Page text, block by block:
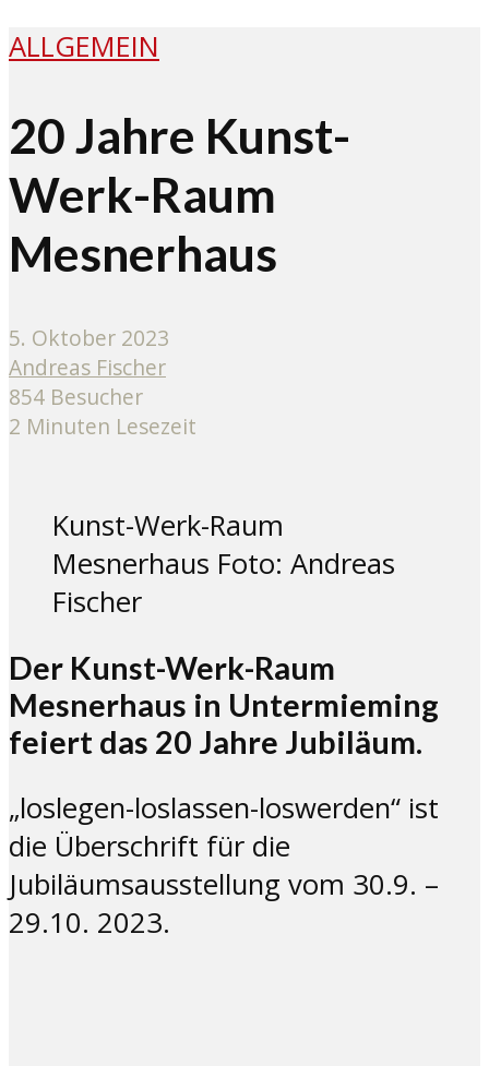
ALLGEMEIN
20 Jahre Kunst-
Werk-Raum
Mesnerhaus
5. Oktober 2023
Andreas Fischer
854 Besucher
2 Minuten Lesezeit
Kunst-Werk-Raum
Mesnerhaus Foto: Andreas
Fischer
Der Kunst-Werk-Raum
Mesnerhaus in Untermieming
feiert das 20 Jahre Jubiläum.
„loslegen-loslassen-loswerden“ ist
die Überschrift für die
Jubiläumsausstellung vom 30.9. –
29.10. 2023.